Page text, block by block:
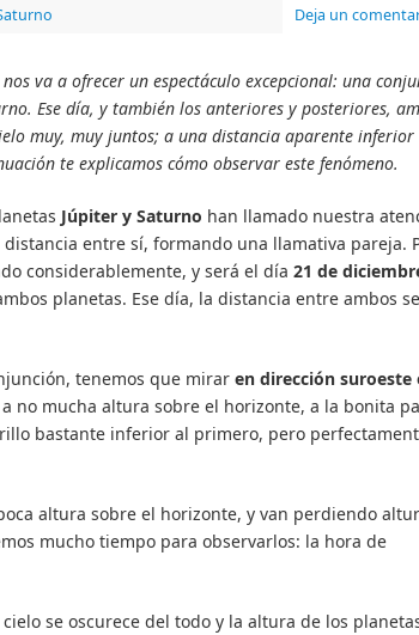
Deja un
va a ofrecer un espectáculo excepcional: una
Ese día, y también los anteriores y posteriores,
muy, muy juntos; a una distancia aparente inferior
te explicamos cómo observar este fenómeno.
Júpiter y Saturno han llamado nuestra
entre sí, formando una llamativa pareja.
considerablemente, y será el día 21 de
planetas. Ese día, la distancia entre ambos
tenemos que mirar en dirección suroeste
no mucha altura sobre el horizonte, a la bonita
bastante inferior al primero, pero
altura sobre el horizonte, y van perdiendo
mucho tiempo para observarlos: la hora de
se oscurece del todo y la altura de los